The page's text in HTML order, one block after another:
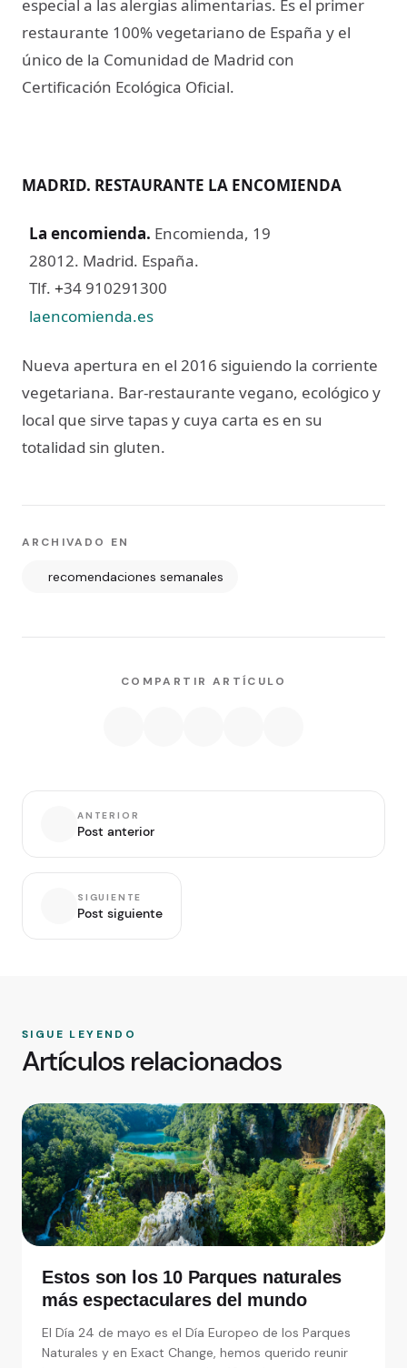
especial a las alergias alimentarias. Es el primer
restaurante 100% vegetariano de España y el
único de la Comunidad de Madrid con
Certificación Ecológica Oficial.
MADRID. RESTAURANTE LA ENCOMIENDA
La encomienda. Encomienda, 19
28012. Madrid. España.
Tlf. +34 910291300
laencomienda.es
Nueva apertura en el 2016 siguiendo la corriente
vegetariana. Bar-restaurante vegano, ecológico y
local que sirve tapas y cuya carta es en su
totalidad sin gluten.
ARCHIVADO EN
recomendaciones semanales
COMPARTIR ARTÍCULO
ANTERIOR
Post anterior
SIGUIENTE
Post siguiente
SIGUE LEYENDO
Artículos relacionados
Estos son los 10 Parques naturales
más espectaculares del mundo
El Día 24 de mayo es el Día Europeo de los Parques
Naturales y en Exact Change, hemos querido reunir